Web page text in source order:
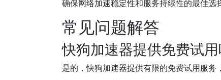
确保网络加速稳定性和服务持续性的最佳选
常见问题解答
快狗加速器提供免费试用
是的，快狗加速器提供有限的免费试用服务